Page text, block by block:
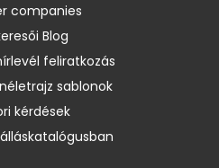
companies
Blog
feliratkozás
sablonok
kérdések